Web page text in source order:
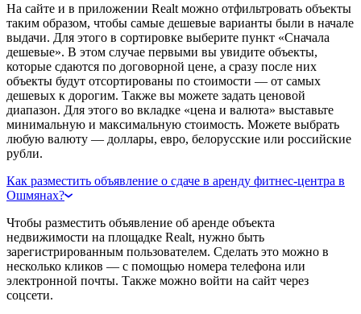
На сайте и в приложении Realt можно отфильтровать объекты
таким образом, чтобы самые дешевые варианты были в начале
выдачи. Для этого в сортировке выберите пункт «Сначала
дешевые». В этом случае первыми вы увидите объекты,
которые сдаются по договорной цене, а сразу после них
объекты будут отсортированы по стоимости — от самых
дешевых к дорогим. Также вы можете задать ценовой
диапазон. Для этого во вкладке «цена и валюта» выставьте
минимальную и максимальную стоимость. Можете выбрать
любую валюту — доллары, евро, белорусские или российские
рубли.
Как разместить объявление о сдаче в аренду фитнес-центра в
Ошмянах?
Чтобы разместить объявление об аренде объекта
недвижимости на площадке Realt, нужно быть
зарегистрированным пользователем. Сделать это можно в
несколько кликов — с помощью номера телефона или
электронной почты. Также можно войти на сайт через
соцсети.